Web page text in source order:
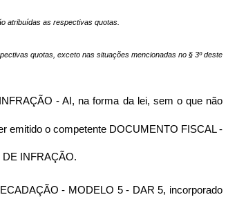
atribuídas as respectivas quotas.
quotas, exceto nas situações mencionadas no § 3º deste
- AI, na forma da lei, sem o que não
emitido o competente DOCUMENTO FISCAL -
DE INFRAÇÃO.
- MODELO 5 - DAR 5, incorporado